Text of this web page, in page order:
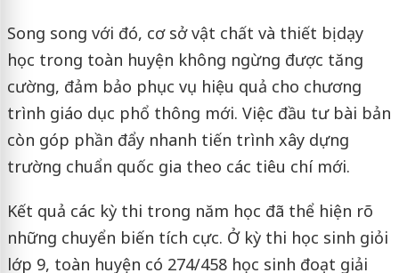
Song song với đó, cơ sở vật chất và thiết bị dạy
học trong toàn huyện không ngừng được tăng
cường, đảm bảo phục vụ hiệu quả cho chương
trình giáo dục phổ thông mới. Việc đầu tư bài bản
còn góp phần đẩy nhanh tiến trình xây dựng
trường chuẩn quốc gia theo các tiêu chí mới.
Kết quả các kỳ thi trong năm học đã thể hiện rõ
những chuyển biến tích cực. Ở kỳ thi học sinh giỏi
lớp 9, toàn huyện có 274/458 học sinh đoạt giải